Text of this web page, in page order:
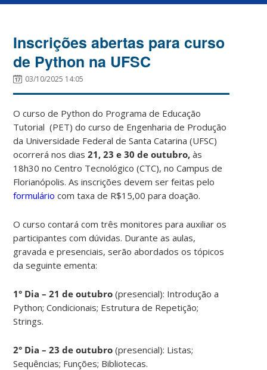
Inscrições abertas para curso
de Python na UFSC
03/10/2025 14:05
O curso de Python do Programa de Educação
Tutorial (PET) do curso de Engenharia de Produção
da Universidade Federal de Santa Catarina (UFSC)
ocorrerá nos dias21, 23 e 30 de outubro, às
18h30 no Centro Tecnológico (CTC), no Campus de
Florianópolis. As inscrições devem ser feitas pelo
formuláriocom taxa de R$15,00 para doação.
O curso contará com três monitores para auxiliar os
participantes com dúvidas. Durante as aulas,
gravada e presenciais, serão abordados os tópicos
da seguinte ementa:
1° Dia – 21 de outubro(presencial): Introdução a
Python; Condicionais; Estrutura de Repetição;
Strings.
2° Dia – 23 de outubro(presencial): Listas;
Sequências; Funções; Bibliotecas.